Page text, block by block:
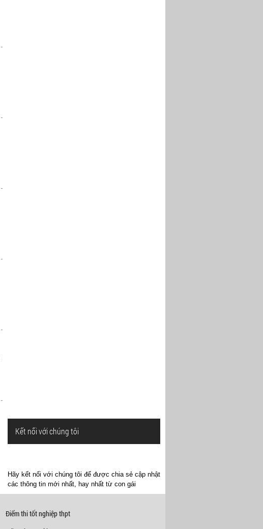
Kết nối với chúng tôi
Hãy kết nối với chúng tôi để được chia sẻ cập nhật
các thông tin mới nhất, hay nhất từ con gái
Điểm thi tốt nghiệp thpt